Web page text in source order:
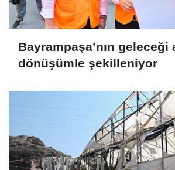
Bayrampaşa’nın geleceği
dönüşümle şekilleniyor